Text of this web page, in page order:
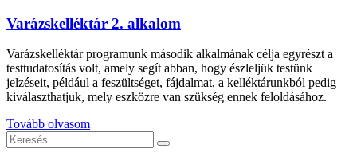
Varázskelléktár 2. alkalom
Varázskelléktár programunk második alkalmának célja egyrészt a
testtudatosítás volt, amely segít abban, hogy észleljük testünk
jelzéseit, például a feszültséget, fájdalmat, a kelléktárunkból pedig
kiválaszthatjuk, mely eszközre van szükség ennek feloldásához.
Tovább olvasom
Keresés
erre: